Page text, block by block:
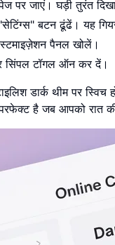
पर जाएं। घड़ी तुरंत
बटन ढूंढें। यह
पैनल खोलें।
सिंपल टॉगल ऑन कर दें।
डार्क थीम पर स्विच
है जब आपको रात की